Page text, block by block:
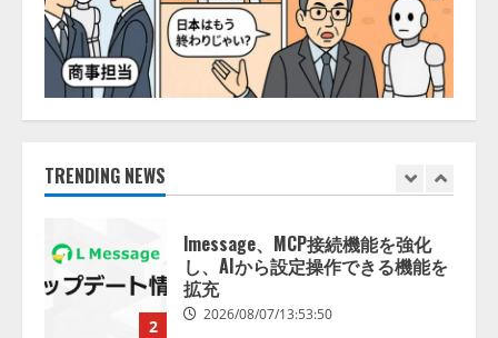
TRENDING NEWS
5
2026/08/06/14:54:32
1
【開催報告】次世代AIプラットフ
2
lmessage、MCP接続機能を強化
し、AIから設定操作できる機能を
拡充
2026/08/07/13:53:50